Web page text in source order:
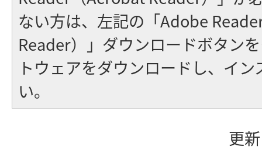
ない方は、左記の「Adobe
Reader）」ダウンロードボタン
トウェアをダウンロードし、イ
い。
更